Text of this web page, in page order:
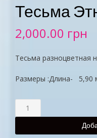
Тесьма
2,000.00 грн
Тесьма разноцветная
Размеры :Длина- 5,90